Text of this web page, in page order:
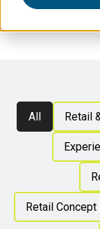
All Retail
Retail